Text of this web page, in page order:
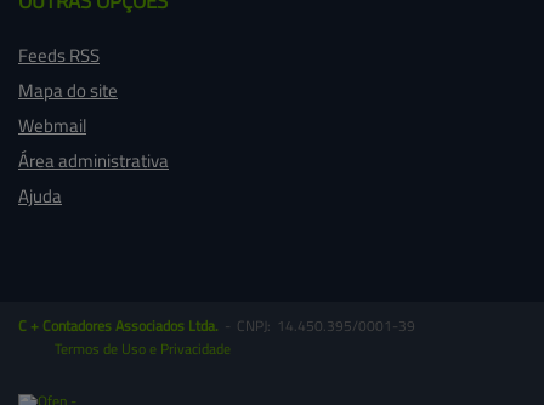
Feeds RSS
Mapa do site
Webmail
Área administrativa
Ajuda
C + Contadores Associados Ltda. - CNPJ: 14.450.395/0001-39
Termos de Uso e Privacidade